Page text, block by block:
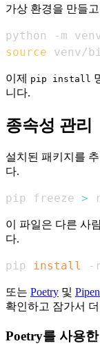
가상 환경을 만들
source venv/
이제 pip install
니다.
종속성 관리
설치된 패키지를
다.
pip freeze >
이 파일은 다른 사
다.
pip install -
또는 Poetry 및
확인하고 잠가서
Poetry를 사용